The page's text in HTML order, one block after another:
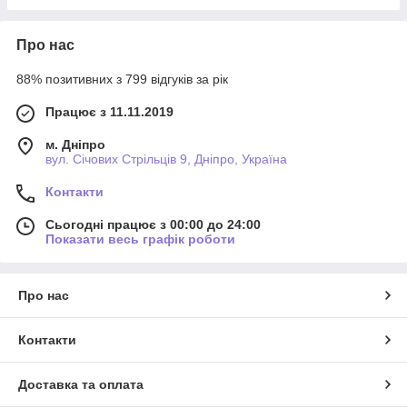
Про нас
88% позитивних з 799 відгуків за рік
Працює з 11.11.2019
м. Дніпро
вул. Січових Стрільців 9, Дніпро, Україна
Контакти
Сьогодні працює з 00:00 до 24:00
Показати весь графік роботи
Про нас
Контакти
Доставка та оплата